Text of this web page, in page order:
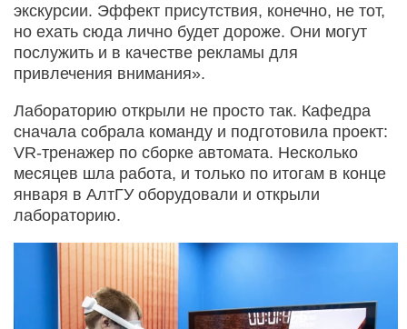
экскурсии. Эффект присутствия, конечно, не тот,
но ехать сюда лично будет дороже. Они могут
послужить и в качестве рекламы для
привлечения внимания».
Лабораторию открыли не просто так. Кафедра
сначала собрала команду и подготовила проект:
VR-тренажер по сборке автомата. Несколько
месяцев шла работа, и только по итогам в конце
января в АлтГУ оборудовали и открыли
лабораторию.